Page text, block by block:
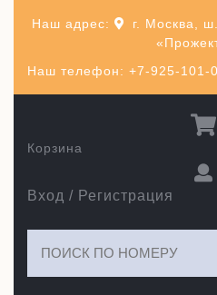
Наш телефон: +7-925-101-
Наш адрес:
г. Москва,
Вход / Регистрация
Корзина